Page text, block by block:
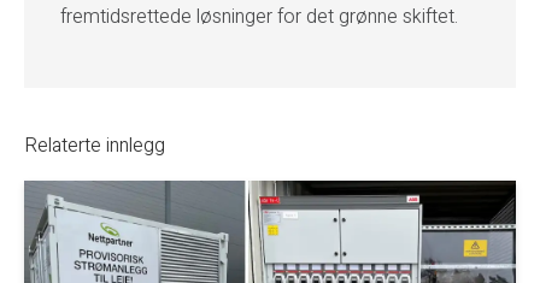
fremtidsrettede løsninger for det grønne skiftet.
Relaterte innlegg